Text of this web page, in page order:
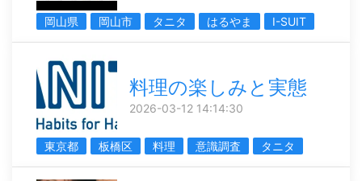
岡山県 岡山市 タニタ はるやま I-SUIT
料理の楽しみと実態
2026-03-12 14:14:30
東京都 板橋区 料理 意識調査 タニタ